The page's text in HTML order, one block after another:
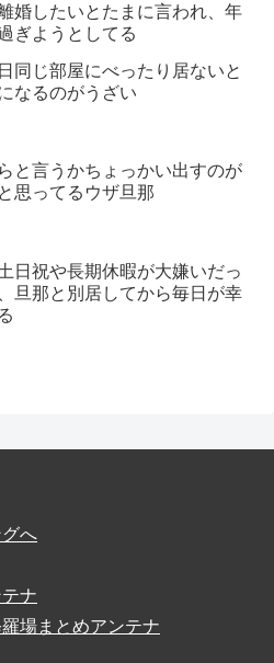
婚したいとたまに言われ、年
ぎようとしてる
同じ部屋にべったり居ないと
なるのがうざい
と言うかちょっかい出すのが
思ってるウザ旦那
日祝や長期休暇が大嫌いだっ
旦那と別居してから毎日が幸
へ
ナ
場まとめアンテナ